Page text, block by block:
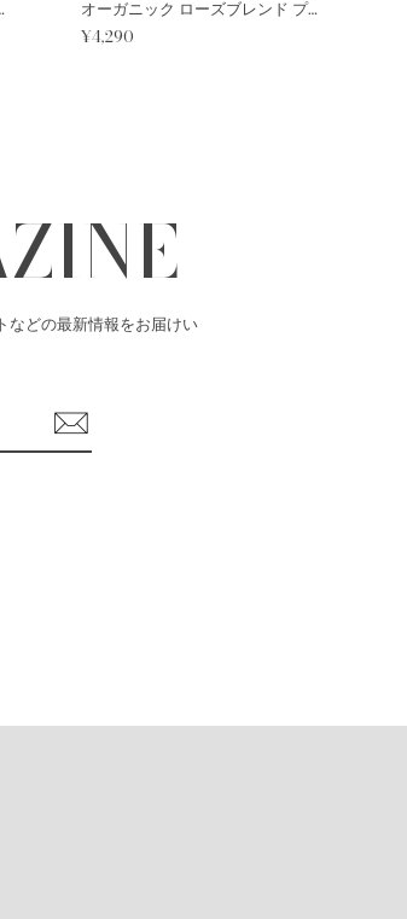
オーガニック ローズブレンド プチ
ギフト ３種のハーバルバスポプリ
¥4,290
などの最新情報をお届けい
登
録